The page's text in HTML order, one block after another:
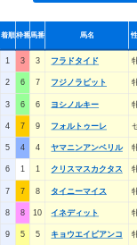
着順枠番馬番 馬名
1 3 3 フラドタイド
2 6 7 フジノラビット
3 6 6 ヨシノルキー
4 7 9 フォルトゥーレ
5 4 4 ヤマニンアンベリル
6 1 1 クリスマスカクタス
7 7 8 タイニーマイス
8 8 10 イネディット
9 5 5 キョウエイビアンコ